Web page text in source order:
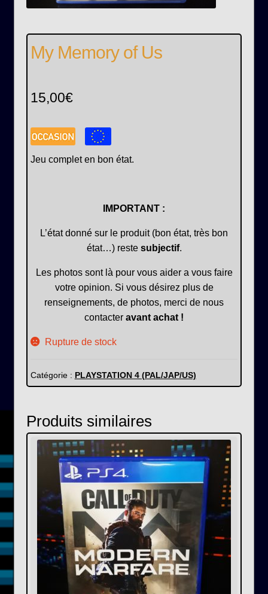
My Memory of Us
15,00€
Jeu complet en bon état.
IMPORTANT :
L’état donné sur le produit (bon état, très bon
état…) reste subjectif.
Les photos sont là pour vous aider a vous faire
votre opinion. Si vous désirez plus de
renseignements, de photos, merci de nous
contacter avant achat !
Rupture de stock
Catégorie : PLAYSTATION 4 (PAL/JAP/US)
Produits similaires